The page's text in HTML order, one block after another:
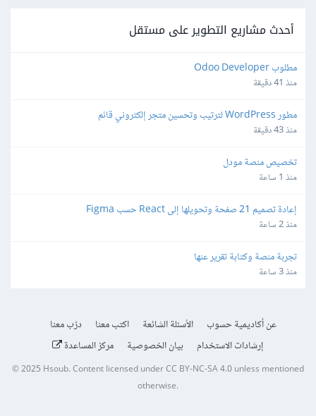
أحدث مشاريع التطوير على مستقل
مطلوب Odoo Developer
منذ 41 دقيقة
مطور WordPress لترتيب وتحسين متجر إلكتروني قائم
منذ 43 دقيقة
تخصيص منصة مودل
منذ 1 ساعة
إعادة تصميم 21 صفحة وتحويلها إلى React حسب Figma
منذ 2 ساعة
تجربة منصة وكتابة تقرير عنها
منذ 3 ساعة
عن أكاديمية حسوب الأسئلة الشائعة اكتب معنا
درّب معنا
إرشادات الاستخدام
بيان الخصوصية مركز المساعدة
© 2025 Hsoub.Content licensed underCC BY-NC-SA 4.0unless mentioned
otherwise.